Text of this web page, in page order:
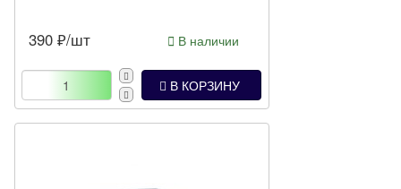
390 ₽/шт В наличии
В КОРЗИНУ